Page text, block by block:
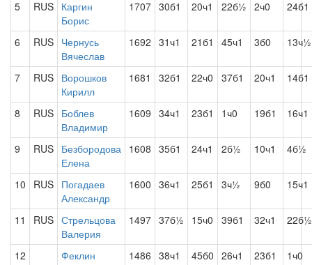
5 RUS Каргин
Борис
1707 30б1 20ч1 22б½ 2ч0 24б1
6 RUS Чернусь
Вячеслав
1692 31ч1 21б1 45ч1 3б0 13ч½
7 RUS Ворошков
Кирилл
1681 32б1 22ч0 37б1 20ч1 14б1
8 RUS Боблев
Владимир
1609 34ч1 23б1 1ч0 19б1 16ч1
9 RUS Безбородова
Елена
1608 35б1 24ч1 2б½ 10ч1 4б½
10 RUS Погадаев
Александр
1600 36ч1 25б1 3ч½ 9б0 15ч1
11 RUS Стрельцова
Валерия
1497 37б½ 15ч0 39б1 32ч1 22б½
12
Феклин
1486 38ч1 45б0 26ч1 23б1 1ч0